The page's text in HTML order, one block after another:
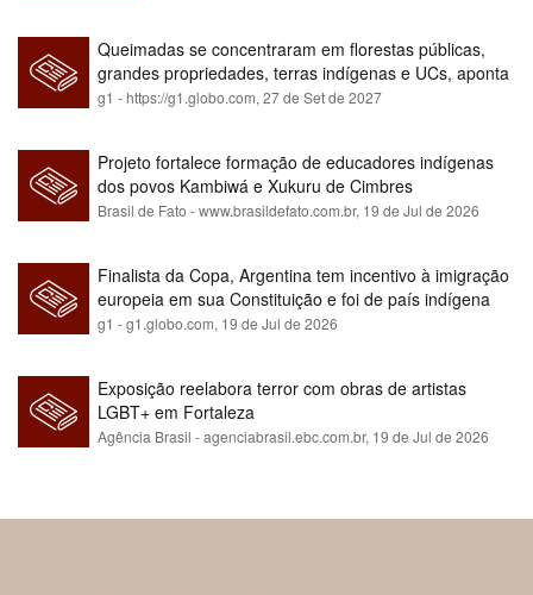
Queimadas se concentraram em florestas públicas,
grandes propriedades, terras indígenas e UCs, aponta
relatório
g1 - https://g1.globo.com, 27 de Set de 2027
Projeto fortalece formação de educadores indígenas
dos povos Kambiwá e Xukuru de Cimbres
Brasil de Fato - www.brasildefato.com.br, 19 de Jul de 2026
Finalista da Copa, Argentina tem incentivo à imigração
europeia em sua Constituição e foi de país indígena
para maioria branca
g1 - g1.globo.com, 19 de Jul de 2026
Exposição reelabora terror com obras de artistas
LGBT+ em Fortaleza
Agência Brasil - agenciabrasil.ebc.com.br, 19 de Jul de 2026